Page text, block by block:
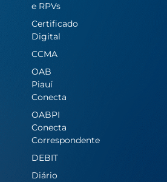
e RPVs
Certificado
Digital
CCMA
OAB
Piauí
Conecta
OABPI
Conecta
Correspondente
DEBIT
Diário